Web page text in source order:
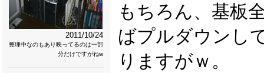
2011/10/24
整理中なのもあり映ってるのは一部
分だけですがねw
もちろん、基板
ばプルダウンし
りますがｗ。